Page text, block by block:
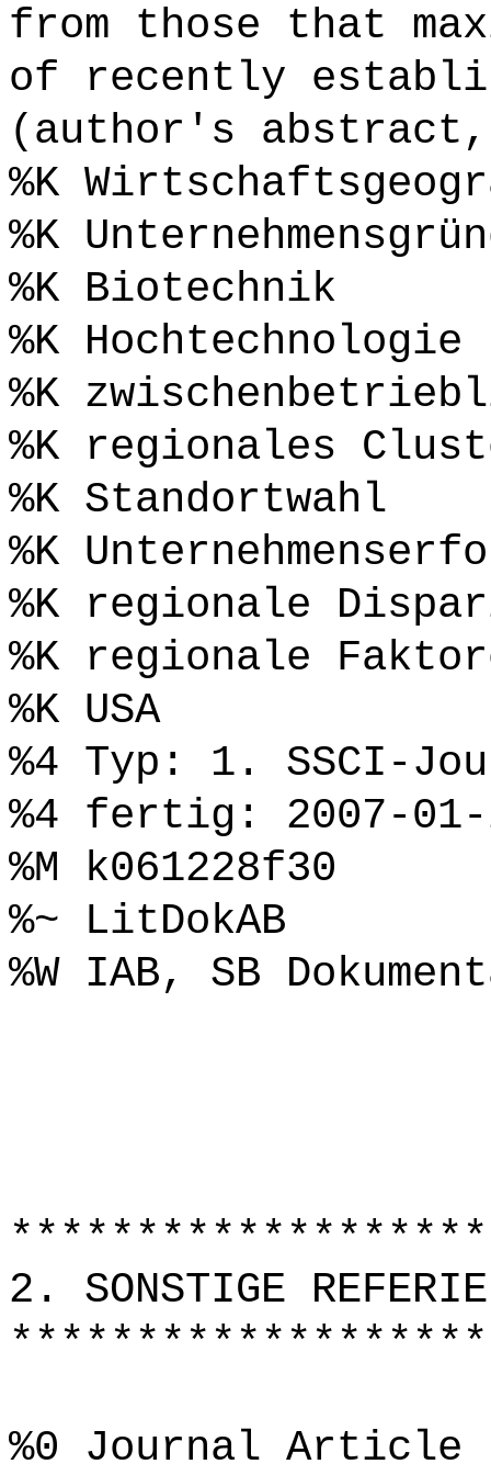
from those that
of recently
(author's
%K
%K
%K Biotechnik
%K Hochtechnologie
%K
%K regionales
%K Standortwahl
%K
%K regionale
%K regionale
%K USA
%4 Typ: 1. SSCI-
%4 fertig: 2007-01-
%M k061228f30
%~ LitDokAB
%W IAB, SB
2. SONSTIGE
%0 Journal Article